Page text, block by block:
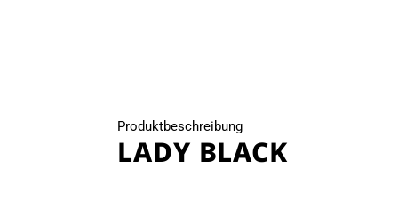
Produktbeschreibung
LADY BLACK